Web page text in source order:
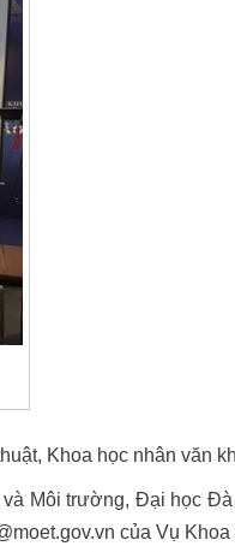
Khoa học nhân văn
Môi trường, Đại học
của Vụ